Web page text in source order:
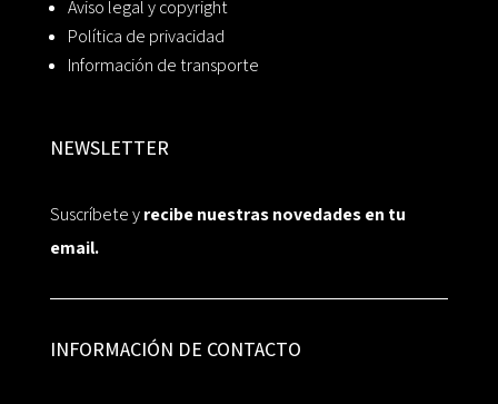
Aviso legal y copyright
Política de privacidad
Información de transporte
NEWSLETTER
Suscríbete yrecibe nuestras novedades en tu
email.
INFORMACIÓN DE CONTACTO